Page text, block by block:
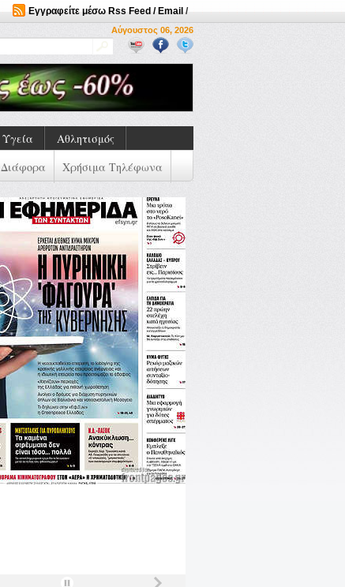
Εγγραφείτε μέσω Rss Feed / Email /
Αύγουστος 06, 2026
Υγεία
Αθλητισμός
Διάφορα Χρήσιμα Τηλέφωνα